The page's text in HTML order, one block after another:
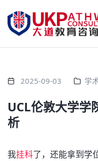
2025-09-03 学
UCL伦敦大学学
析
我挂科了，还能拿到学